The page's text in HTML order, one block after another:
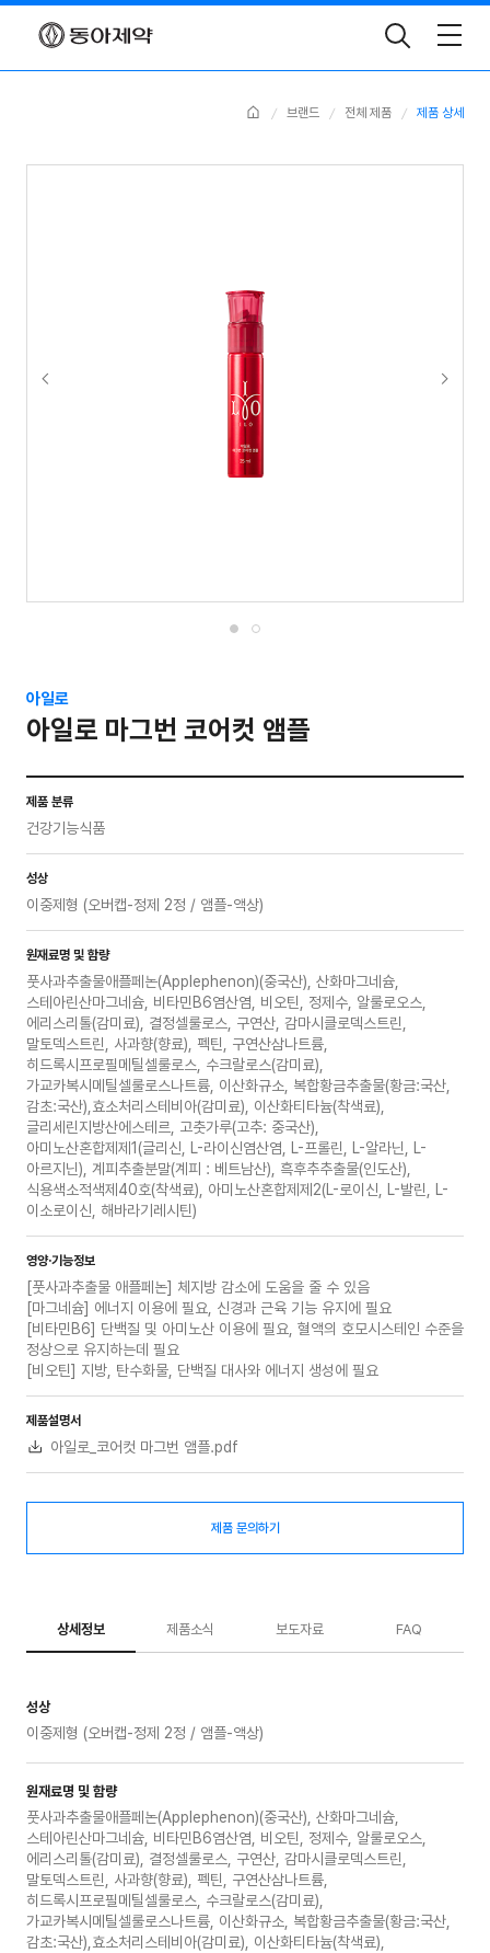
Toggle
Search
Home 브랜드 전체 제품 제품 상세
아일로
아일로 마그번 코어컷 앰플
제품 분류
건강기능식품
성상
이중제형 (오버캡-정제 2정 / 앰플-액상)
원재료명 및 함량
풋사과추출물애플페논(Applephenon)(중국산), 산화마그네슘,
스테아린산마그네슘, 비타민B6염산염, 비오틴, 정제수, 알룰로오스,
에리스리톨(감미료), 결정셀룰로스, 구연산, 감마시클로덱스트린,
말토덱스트린, 사과향(향료), 펙틴, 구연산삼나트륨,
히드록시프로필메틸셀룰로스, 수크랄로스(감미료),
가교카복시메틸셀룰로스나트륨, 이산화규소, 복합황금추출물(황금:국산,
감초:국산),효소처리스테비아(감미료), 이산화티타늄(착색료),
글리세린지방산에스테르, 고춧가루(고추: 중국산),
아미노산혼합제제1(글리신, L-라이신염산염, L-프롤린, L-알라닌, L-
아르지닌), 계피추출분말(계피 : 베트남산), 흑후추추출물(인도산),
식용색소적색제40호(착색료), 아미노산혼합제제2(L-로이신, L-발린, L-
이소로이신, 해바라기레시틴)
영양·기능정보
[풋사과추출물 애플페논] 체지방 감소에 도움을 줄 수 있음
[마그네슘] 에너지 이용에 필요, 신경과 근육 기능 유지에 필요
[비타민B6] 단백질 및 아미노산 이용에 필요, 혈액의 호모시스테인 수준을
정상으로 유지하는데 필요
[비오틴] 지방, 탄수화물, 단백질 대사와 에너지 생성에 필요
제품설명서
아일로_코어컷 마그번 앰플.pdf
제품 문의하기
상세정보 제품소식 보도자료 FAQ
성상
이중제형 (오버캡-정제 2정 / 앰플-액상)
원재료명 및 함량
풋사과추출물애플페논(Applephenon)(중국산), 산화마그네슘,
스테아린산마그네슘, 비타민B6염산염, 비오틴, 정제수, 알룰로오스,
에리스리톨(감미료), 결정셀룰로스, 구연산, 감마시클로덱스트린,
말토덱스트린, 사과향(향료), 펙틴, 구연산삼나트륨,
히드록시프로필메틸셀룰로스, 수크랄로스(감미료),
가교카복시메틸셀룰로스나트륨, 이산화규소, 복합황금추출물(황금:국산,
감초:국산),효소처리스테비아(감미료), 이산화티타늄(착색료),